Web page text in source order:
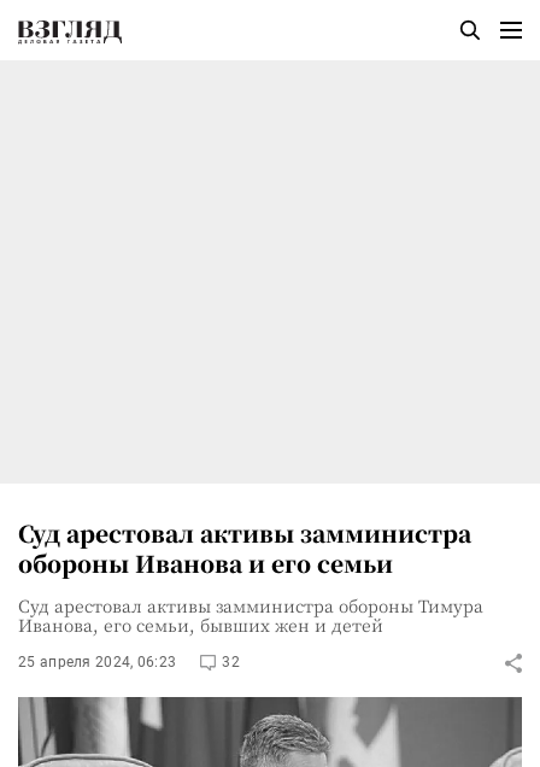
Суд арестовал активы замминистра
обороны Иванова и его семьи
Суд арестовал активы замминистра обороны Тимура
Иванова, его семьи, бывших жен и детей
25 апреля 2024, 06:23 32